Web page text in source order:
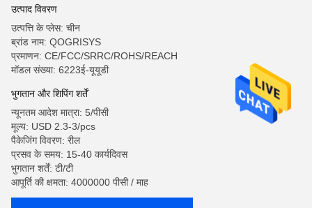
उत्पाद विवरण
उत्पत्ति के प्लेस: चीन
ब्रांड नाम: QOGRISYS
प्रमाणन: CE/FCC/SRRC/ROHS/REACH
मॉडल संख्या: 6223ई-यूयूडी
भुगतान और शिपिंग शर्तें
न्यूनतम आदेश मात्रा: 5/पीसी
मूल्य: USD 2.3-3/pcs
पैकेजिंग विवरण: रील
प्रसव के समय: 15-40 कार्यदिवस
भुगतान शर्तें: टी/टी
आपूर्ति की क्षमता: 4000000 पीसी / माह